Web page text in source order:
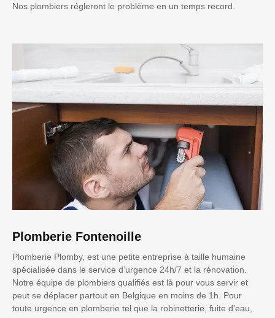
Nos plombiers régleront le problème en un temps record.
Plomberie Fontenoille
Plomberie Plomby, est une petite entreprise à taille humaine
spécialisée dans le service d’urgence 24h/7 et la rénovation.
Notre équipe de plombiers qualifiés est là pour vous servir et
peut se déplacer partout en Belgique en moins de 1h. Pour
toute urgence en plomberie tel que la robinetterie, fuite d'eau,